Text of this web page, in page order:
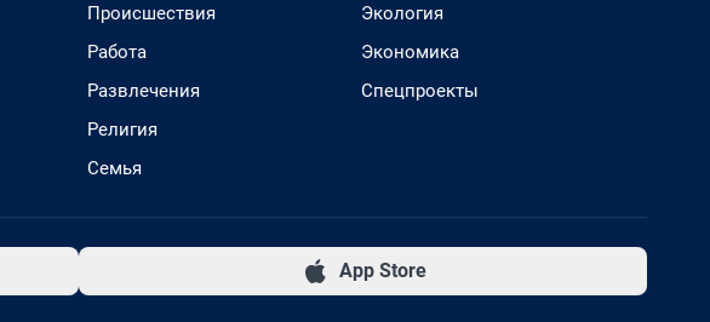
Происшествия
Работа
Развлечения
Религия
Семья
Экология
Экономика
Спецпроекты
App Store